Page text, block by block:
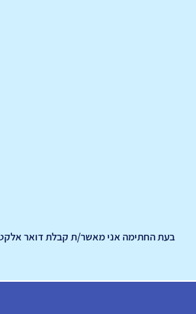
בעת החתימה אני מאשר/ת קבלת דואר